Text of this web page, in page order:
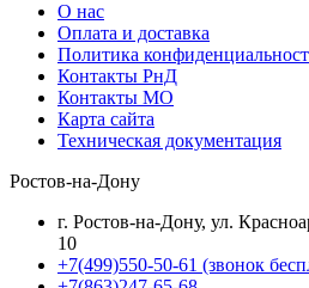
О нас
Оплата и доставка
Политика
Контакты РнД
Контакты МО
Карта сайта
Техническая документация
Ростов-на-Дону
г. Ростов-на-Дону, ул.
10
+7(499)550-50-61 (звонок